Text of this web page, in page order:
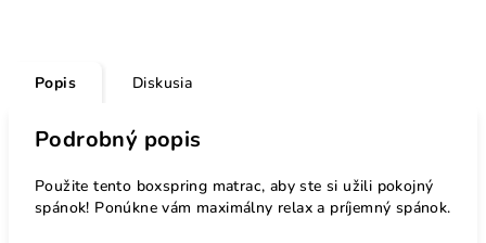
Popis Diskusia
Podrobný popis
Použite tento boxspring matrac, aby ste si užili pokojný
spánok! Ponúkne vám maximálny relax a príjemný spánok.